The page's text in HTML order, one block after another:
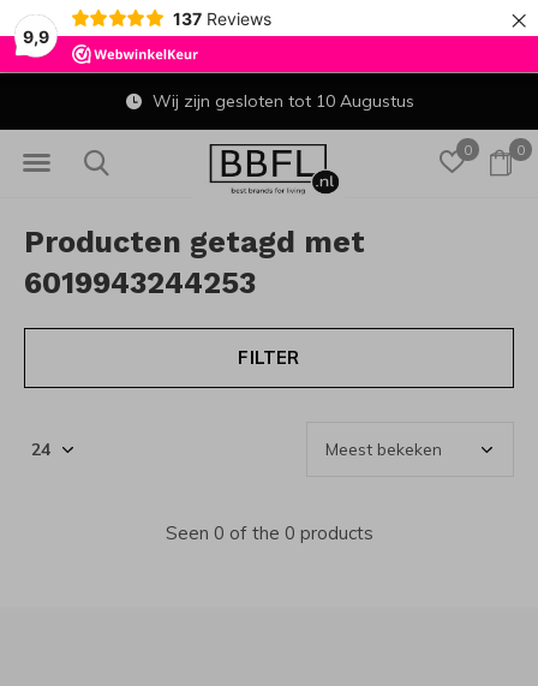
9,9
137 Reviews ×
0 0
Wij zijn gesloten tot 10 Augustus
Producten getagd met
6019943244253
FILTER
Seen 0 of the 0 products